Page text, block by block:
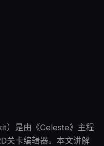
）是由《Celeste》主程
关卡编辑器。本文讲解